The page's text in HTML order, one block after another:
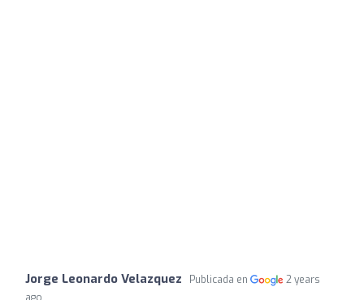
Jorge Leonardo Velazquez Publicada en
2 years
ago